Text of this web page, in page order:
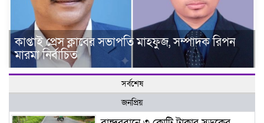
কাপ্তাই প্রেস ক্লাবের সভাপতি মাহফুজ, সম্পাদক রিপন
মারমা নির্বাচিত
সর্বশেষ
জনপ্রিয়